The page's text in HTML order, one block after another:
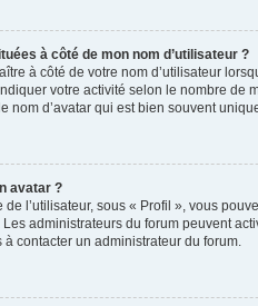
à côté de mon nom d’utilisateur ?
à côté de votre nom d’utilisateur
votre activité selon le nombre de
nom d’avatar qui est bien souvent
avatar ?
l’utilisateur, sous « Profil », vous
Les administrateurs du forum peuvent
contacter un administrateur du forum.